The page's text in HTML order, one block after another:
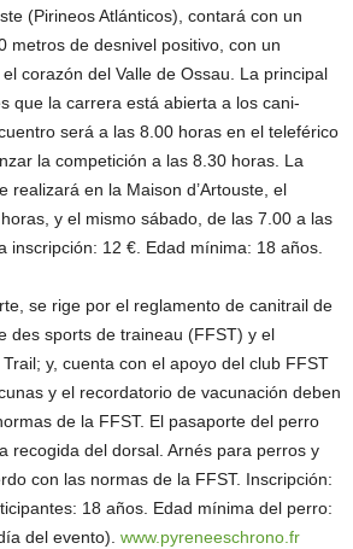
(Pirineos Atlánticos), contará con un
metros de desnivel positivo, con un
corazón del Valle de Ossau. La principal
que la carrera está abierta a los cani-
será a las 8.00 horas en el teleférico
la competición a las 8.30 horas. La
realizará en la Maison d’Artouste, el
y el mismo sábado, de las 7.00 a las
inscripción: 12 €. Edad mínima: 18 años.
se rige por el reglamento de canitrail de
des sports de traineau (FFST) y el
y, cuenta con el apoyo del club FFST
y el recordatorio de vacunación deben
de la FFST. El pasaporte del perro
recogida del dorsal. Arnés para perros y
con las normas de la FFST. Inscripción:
18 años. Edad mínima del perro:
del evento). www.pyreneeschrono.fr